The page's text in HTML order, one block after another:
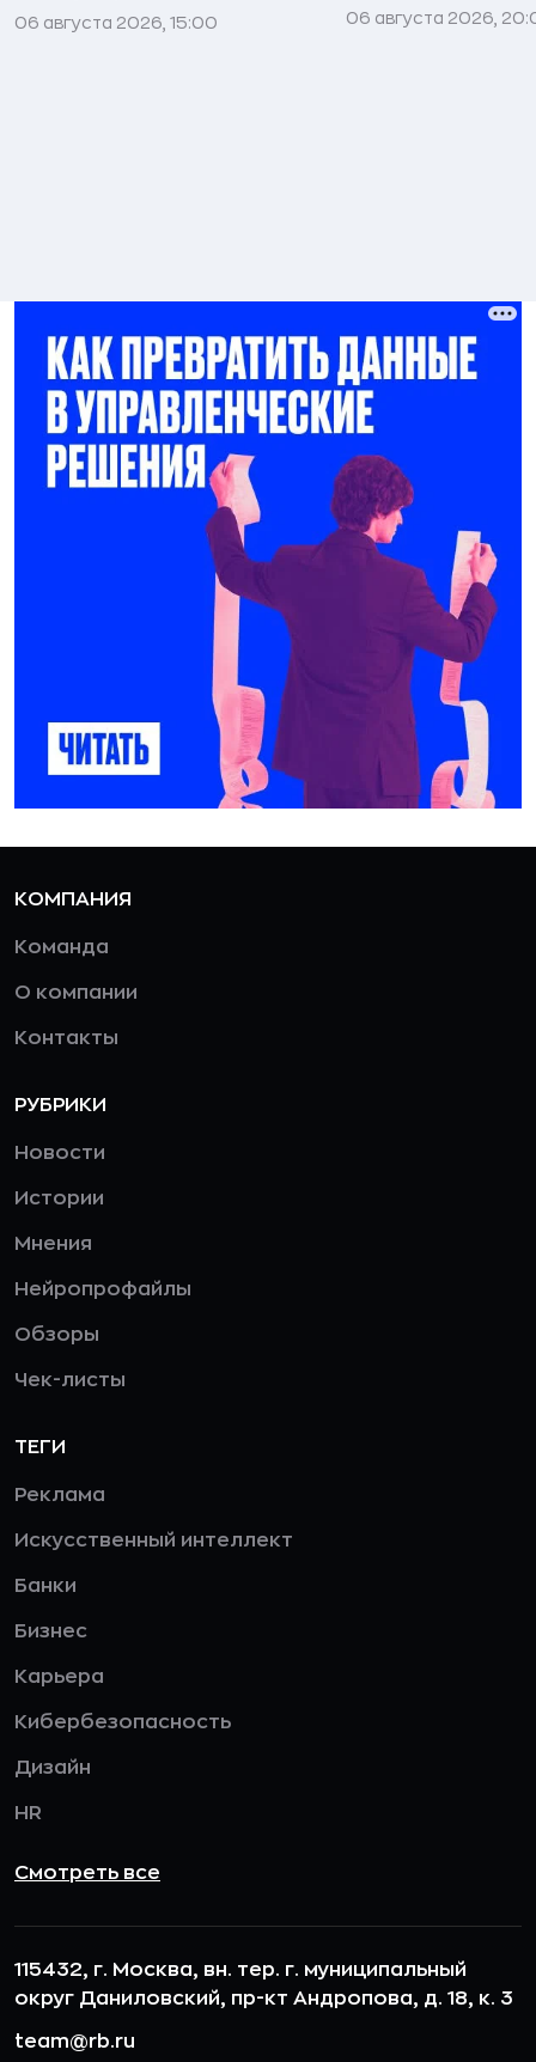
06 августа 2026, 15:00 06 августа 2026,
КОМПАНИЯ
Команда
О компании
Контакты
РУБРИКИ
Новости
Истории
Мнения
Нейропрофайлы
Обзоры
Чек-листы
ТЕГИ
Реклама
Искусственный интеллект
Банки
Бизнес
Карьера
Кибербезопасность
Дизайн
HR
Смотреть все
115432, г. Москва, вн. тер. г. муниципальный
округ Даниловский, пр-кт Андропова, д. 18, к. 3
team@rb.ru